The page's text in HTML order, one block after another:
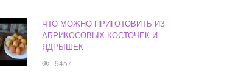
ЧТО МОЖНО ПРИГОТОВИТЬ ИЗ
АБРИКОСОВЫХ КОСТОЧЕК И
ЯДРЫШЕК
9457